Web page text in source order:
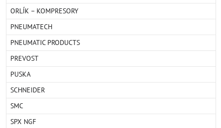
ORLÍK – KOMPRESORY
PNEUMATECH
PNEUMATIC PRODUCTS
PREVOST
PUSKA
SCHNEIDER
SMC
SPX NGF